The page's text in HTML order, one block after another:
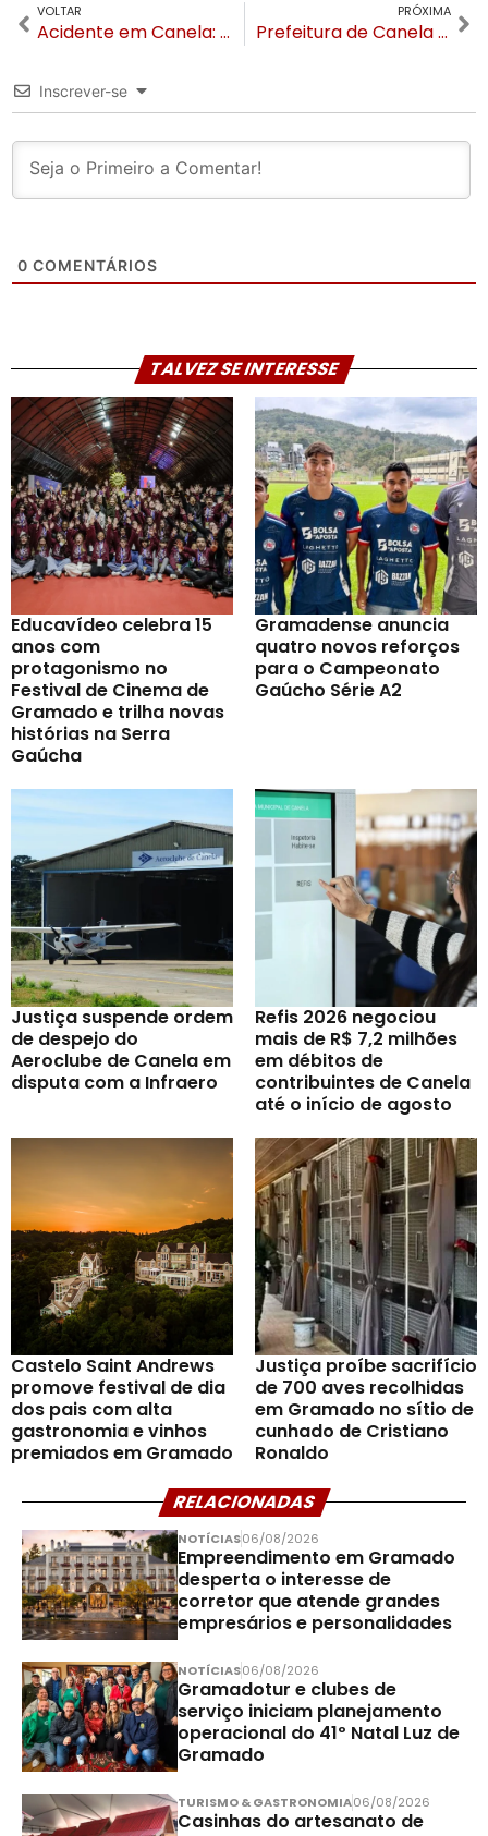
VOLTAR
Acidente em Canela: passageiro de ônibus diz que motorista avisou que estava sem freio
PRÓXIMA
Prefeitura de Canela anuncia acordo para quitar dívida do Hospital que chegou a 24 milhões
Inscrever-se
0 COMENTÁRIOS
TALVEZ SE INTERESSE
Educavídeo celebra 15
anos com
protagonismo no
Festival de Cinema de
Gramado e trilha novas
histórias na Serra
Gaúcha
Gramadense anuncia
quatro novos reforços
para o Campeonato
Gaúcho Série A2
Justiça suspende ordem
de despejo do
Aeroclube de Canela em
disputa com a Infraero
Refis 2026 negociou
mais de R$ 7,2 milhões
em débitos de
contribuintes de Canela
até o início de agosto
Castelo Saint Andrews
promove festival de dia
dos pais com alta
gastronomia e vinhos
premiados em Gramado
Justiça proíbe sacrifício
de 700 aves recolhidas
em Gramado no sítio de
cunhado de Cristiano
Ronaldo
RELACIONADAS
NOTÍCIAS06/08/2026
Empreendimento em Gramado
desperta o interesse de
corretor que atende grandes
empresários e personalidades
NOTÍCIAS06/08/2026
Gramadotur e clubes de
serviço iniciam planejamento
operacional do 41º Natal Luz de
Gramado
TURISMO & GASTRONOMIA06/08/2026
Casinhas do artesanato de